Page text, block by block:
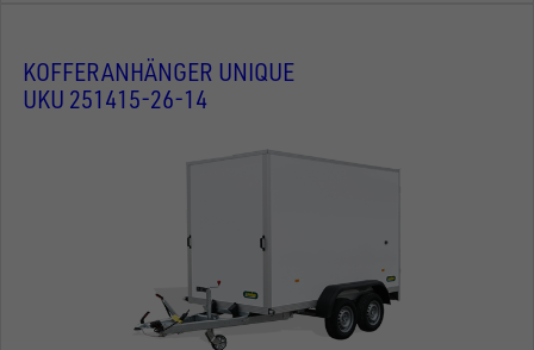
KOFFERANHÄNGER UNIQUE
UKU 251415-26-14